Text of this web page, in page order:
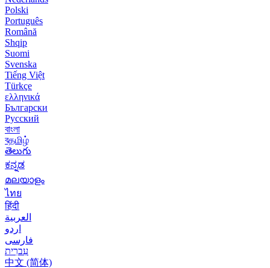
Polski
Português
Română
Shqip
Suomi
Svenska
Tiếng Việt
Türkçe
ελληνικά
Български
Русский
বাংলা
বதமிழ்
తెలుగు
ಕನ್ನಡ
മലയാളം
ไทย
हिंदी
العربية
اردو
فارسی
עִברִית
中文 (简体)